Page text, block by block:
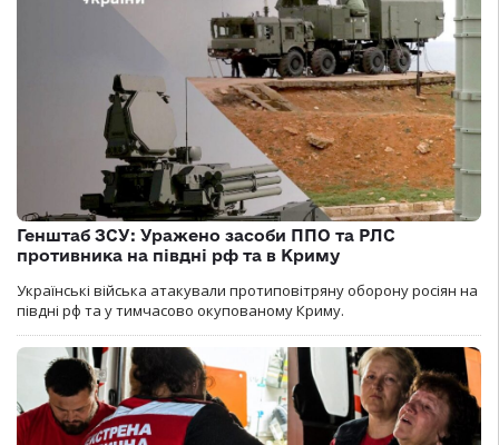
Генштаб ЗСУ: Уражено засоби ППО та РЛС
противника на півдні рф та в Криму
Українські війська атакували протиповітряну оборону росіян на
півдні рф та у тимчасово окупованому Криму.